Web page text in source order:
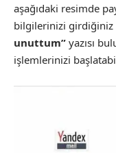
aşağıdaki resimde
bilgilerinizi girdiğiniz
unuttum” yazısı
işlemlerinizi